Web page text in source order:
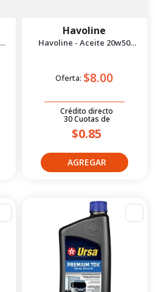
Havoline
Havoline - Aceite 20w50
Oferta: $8.00
Crédito directo
30Cuotas de
$0.85